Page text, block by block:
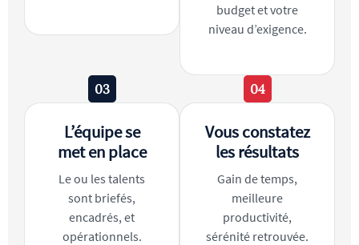
budget et votre
niveau d’exigence.
03
L’équipe se
met en place
Le ou les talents
sont briefés,
encadrés, et
opérationnels.
04
Vous constatez
les résultats
Gain de temps,
meilleure
productivité,
sérénité retrouvée.